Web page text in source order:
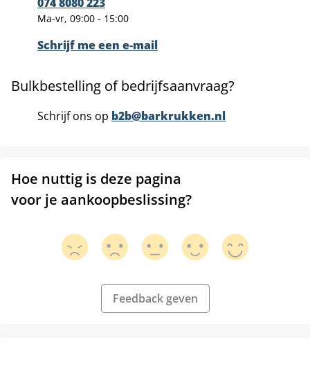
Ma-vr, 09:00 - 15:00
Schrijf me een e-mail
Bulkbestelling of bedrijfsaanvraag?
Schrijf ons op b2b@barkrukken.nl
Hoe nuttig is deze pagina
voor je aankoopbeslissing?
Feedback geven